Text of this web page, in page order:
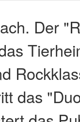
Der
das